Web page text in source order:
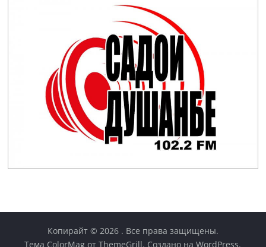
Копирайт © 2026 . Все права защищены.
Тема ColorMag от ThemeGrill. Создано наWordPress.